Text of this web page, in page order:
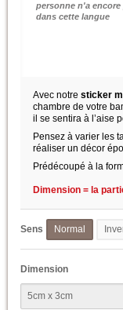
personne n'a
dans cette langue
Avec notre sticker
chambre de votre
il se sentira à l’aise
Pensez à varier les
réaliser un décor
Prédécoupé à la
Dimension = la
Sens Normal
Dimension